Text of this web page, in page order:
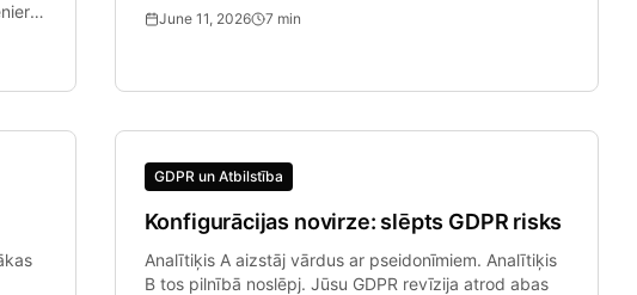
June 11, 2026 7 min
GDPR un Atbilstība
Konfigurācijas novirze: slēpts GDPR risks
Analītiķis A aizstāj vārdus ar pseidonīmiem. Analītiķis
B tos pilnībā noslēpj. Jūsu GDPR revīzija atrod abas